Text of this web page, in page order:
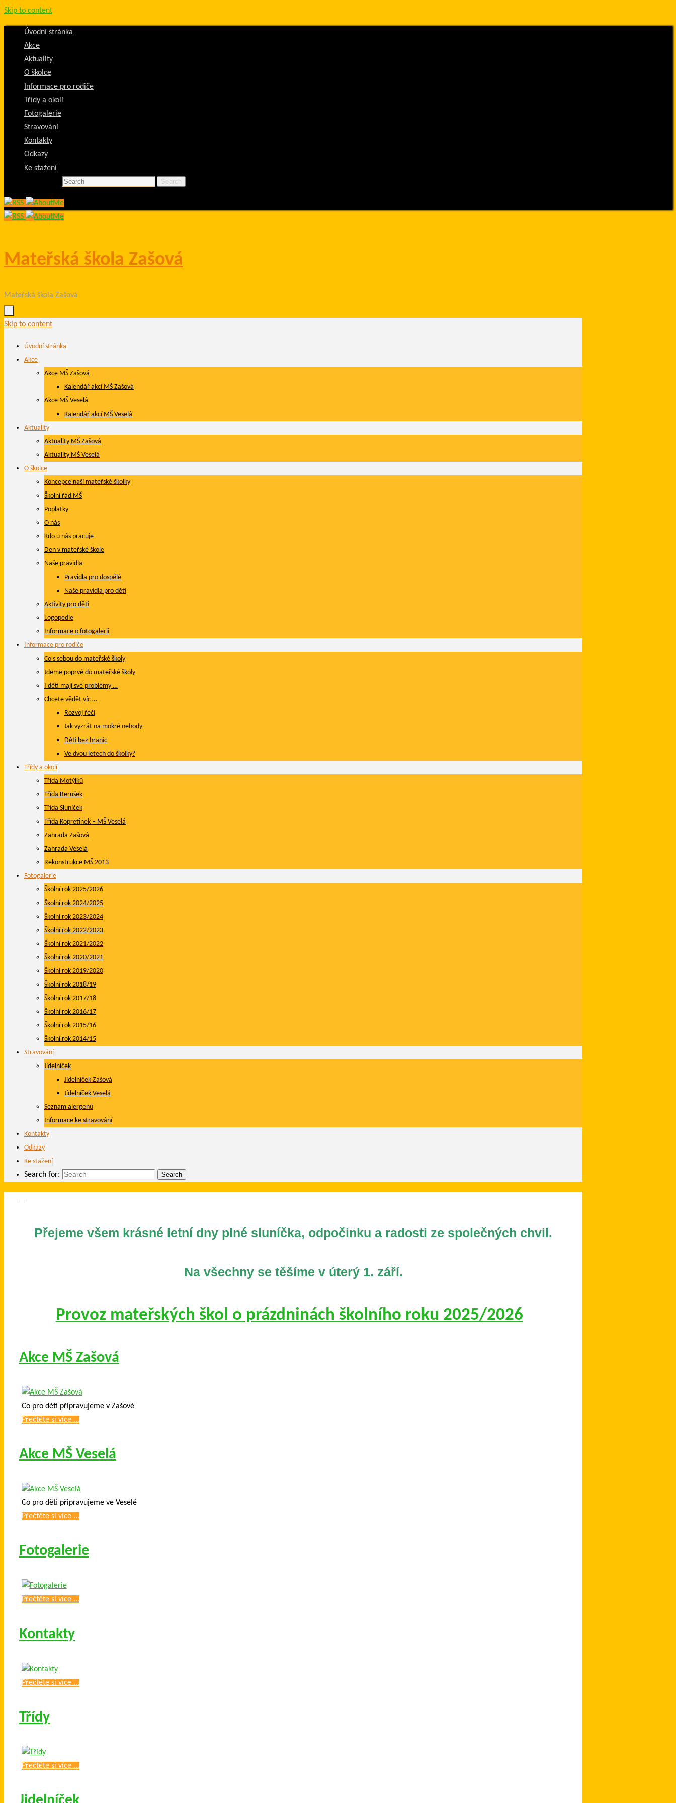
Skip to content
Úvodní stránka
Akce
Aktuality
O školce
Informace pro rodiče
Třídy a okolí
Fotogalerie
Stravování
Kontakty
Odkazy
Ke stažení
Search
Mateřská škola Zašová
Mateřská škola Zašová
Skip to content
Úvodní stránka
Akce
Akce MŠ Zašová
Kalendář akcí MŠ Zašová
Akce MŠ Veselá
Kalendář akcí MŠ Veselá
Aktuality
Aktuality MŠ Zašová
Aktuality MŠ Veselá
O školce
Koncepce naší mateřské školky
Školní řád MŠ
Poplatky
O nás
Kdo u nás pracuje
Den v mateřské škole
Naše pravidla
Pravidla pro dospělé
Naše pravidla pro děti
Aktivity pro děti
Logopedie
Informace o fotogalerii
Informace pro rodiče
Co s sebou do mateřské školy
Jdeme poprvé do mateřské školy
I děti mají své problémy …
Chcete vědět víc …
Rozvoj řeči
Jak vyzrát na mokré nehody
Děti bez hranic
Ve dvou letech do školky?
Třídy a okolí
Třída Motýlků
Třída Berušek
Třída Sluníček
Třída Kopretinek – MŠ Veselá
Zahrada Zašová
Zahrada Veselá
Rekonstrukce MŠ 2013
Fotogalerie
Školní rok 2025/2026
Školní rok 2024/2025
Školní rok 2023/2024
Školní rok 2022/2023
Školní rok 2021/2022
Školní rok 2020/2021
Školní rok 2019/2020
Školní rok 2018/19
Školní rok 2017/18
Školní rok 2016/17
Školní rok 2015/16
Školní rok 2014/15
Stravování
Jídelníček
Jídelníček Zašová
Jídelníček Veselá
Seznam alergenů
Informace ke stravování
Kontakty
Odkazy
Ke stažení
Search for: Search
Přejeme všem krásné letní dny plné sluníčka, odpočinku a radosti ze společných chvil.
Na všechny se těšíme v úterý 1. září.
Provoz mateřských škol o prázdninách školního roku 2025/2026
Akce MŠ Zašová
Co pro děti připravujeme v Zašové
Přečtěte si více ...
Akce MŠ Veselá
Co pro děti připravujeme ve Veselé
Přečtěte si více ...
Fotogalerie
Přečtěte si více ...
Kontakty
Přečtěte si více ...
Třídy
Přečtěte si více ...